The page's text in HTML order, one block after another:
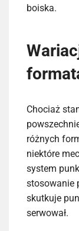
boiska.
Chociaż
różnych
niektóre
system
stosowanie
skutkuje
serwował.